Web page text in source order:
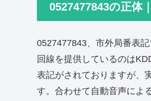
0527477843の正体
0527477843、市外局番表
回線を提供しているのは
表記がされておりますが、
す。合わせて自動音声によ